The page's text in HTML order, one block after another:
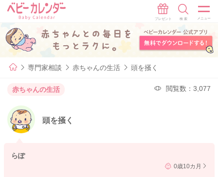
専門家相談 赤ちゃんの生活 頭を掻く
赤ちゃんの生活 閲覧数：3,077
頭を掻く
らぽ
0歳10カ月